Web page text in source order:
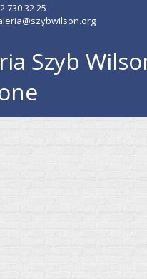
730 32 25
Szyb